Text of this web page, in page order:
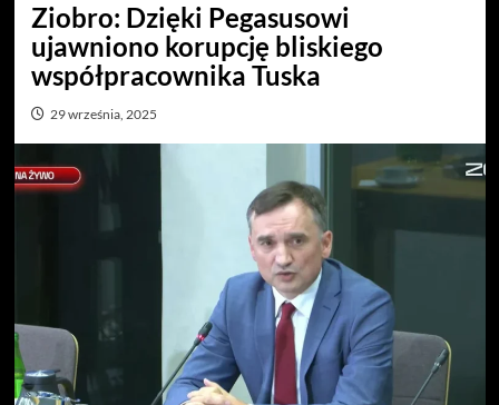
Ziobro: Dzięki Pegasusowi
ujawniono korupcję bliskiego
współpracownika Tuska
29 września, 2025